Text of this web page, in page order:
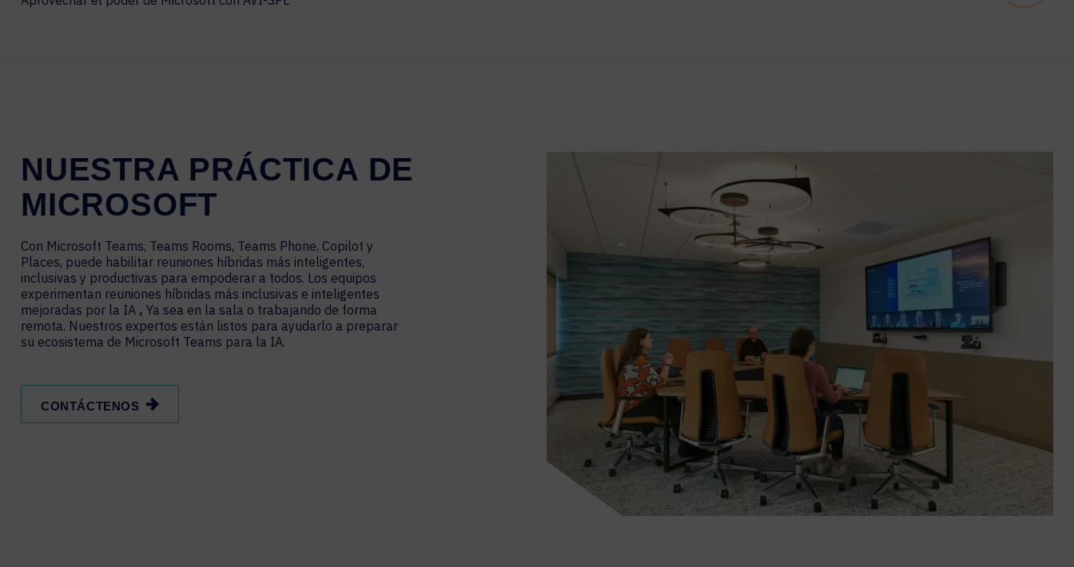
Transmisión de Video y Medios
Simulación
Análisis de Sensores de Ocupación
NUESTRA PRÁCTICA DE
MICROSOFT
Con Microsoft Teams, Teams Rooms, Teams Phone, Copilot y
Places, puede habilitar reuniones híbridas más inteligentes,
inclusivas y productivas para empoderar a todos. Los equipos
experimentan reuniones híbridas más inclusivas e inteligentes
mejoradas por la IA , Ya sea en la sala o trabajando de forma
remota. Nuestros expertos están listos para ayudarlo a preparar
su ecosistema de Microsoft Teams para la IA.
CONTÁCTENOS